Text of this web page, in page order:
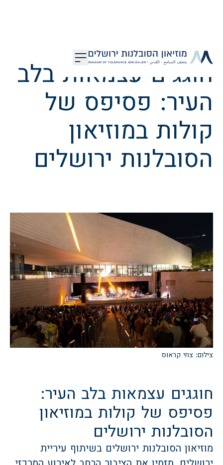
חוגגים עצמאות בלב
העיר: פסיפס של
קולות במוזיאון
הסובלנות ירושלים
חוגגים עצמאות בלב העיר:
פסיפס של קולות במוזיאון
הסובלנות ירושלים
מוזיאון הסובלנות ירושלים בשיתוף עיריית
צילום: צחי קראוס